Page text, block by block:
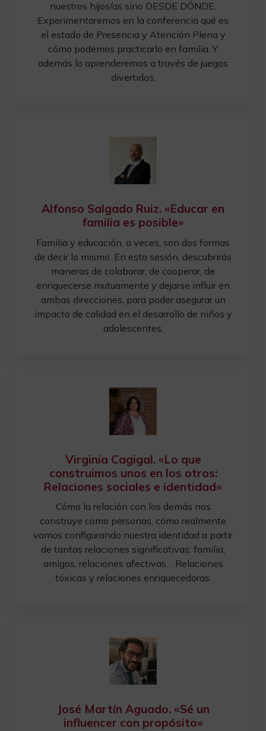
nuestros hijos/as sino DESDE DÓNDE.
Experimentaremos en la conferencia qué es
el estado de Presencia y Atención Plena y
cómo podemos practicarlo en familia. Y
además lo aprenderemos a través de juegos
divertidos.
Alfonso Salgado Ruiz. «Educar en
familia es posible»
Familia y educación, a veces, son dos formas
de decir lo mismo. En esta sesión, descubrirás
maneras de colaborar, de cooperar, de
enriquecerse mutuamente y dejarse influir en
ambas direcciones, para poder asegurar un
impacto de calidad en el desarrollo de niños y
adolescentes.
Virginia Cagigal. «Lo que
construimos unos en los otros:
Relaciones sociales e identidad»
Cómo la relación con los demás nos
construye como personas, cómo realmente
vamos configurando nuestra identidad a partir
de tantas relaciones significativas: familia,
amigos, relaciones afectivas… Relaciones
tóxicas y relaciones enriquecedoras.
José Martín Aguado. «Sé un
influencer con propósito»